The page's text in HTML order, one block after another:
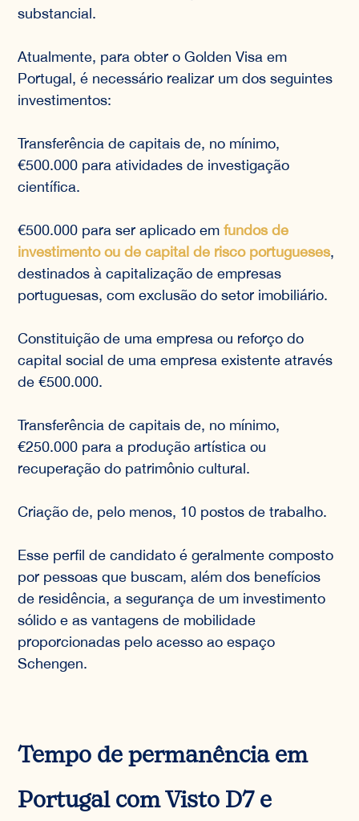
substancial.
Atualmente, para obter o Golden Visa em
Portugal, é necessário realizar um dos seguintes
investimentos:
Transferência de capitais de, no mínimo,
€500.000 para atividades de investigação
científica.
€500.000 para ser aplicado em fundos de
investimento ou de capital de risco portugueses,
destinados à capitalização de empresas
portuguesas, com exclusão do setor imobiliário.
Constituição de uma empresa ou reforço do
capital social de uma empresa existente através
de €500.000.
Transferência de capitais de, no mínimo,
€250.000 para a produção artística ou
recuperação do patrimônio cultural.
Criação de, pelo menos, 10 postos de trabalho.
Esse perfil de candidato é geralmente composto
por pessoas que buscam, além dos benefícios
de residência, a segurança de um investimento
sólido e as vantagens de mobilidade
proporcionadas pelo acesso ao espaço
Schengen.
Tempo de permanência em
Portugal com Visto D7 e